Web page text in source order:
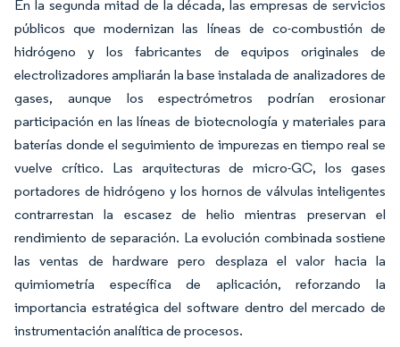
En la segunda mitad de la década, las empresas de servicios
públicos que modernizan las líneas de co-combustión de
hidrógeno y los fabricantes de equipos originales de
electrolizadores ampliarán la base instalada de analizadores de
gases, aunque los espectrómetros podrían erosionar
participación en las líneas de biotecnología y materiales para
baterías donde el seguimiento de impurezas en tiempo real se
vuelve crítico. Las arquitecturas de micro-GC, los gases
portadores de hidrógeno y los hornos de válvulas inteligentes
contrarrestan la escasez de helio mientras preservan el
rendimiento de separación. La evolución combinada sostiene
las ventas de hardware pero desplaza el valor hacia la
quimiometría específica de aplicación, reforzando la
importancia estratégica del software dentro del mercado de
instrumentación analítica de procesos.